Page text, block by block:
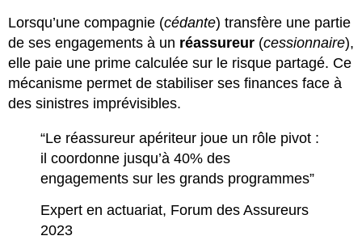
Lorsqu’une compagnie (cédante) transfère une partie
de ses engagements à un réassureur (cessionnaire),
elle paie une prime calculée sur le risque partagé. Ce
mécanisme permet de stabiliser ses finances face à
des sinistres imprévisibles.
“Le réassureur apériteur joue un rôle pivot :
il coordonne jusqu’à 40% des
engagements sur les grands programmes”
Expert en actuariat, Forum des Assureurs
2023